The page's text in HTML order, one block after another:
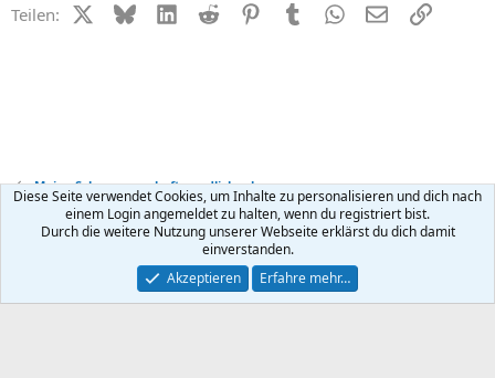
Teilen: X (Twitter)
BlueskyLinkedIn
Reddit PinterestTumblr WhatsApp
E-MailLink
Meine Schwangerschaft - endlich schwanger
Kontakt Nutzungsbedingungen Datenschutz Hilfe
R
Community platform by XenForo ® © 2010-2026 XenForo Ltd.
Diese Seite verwendet Cookies, um Inhalte zu personalisieren und dich nach
einem Login angemeldet zu halten, wenn du registriert bist.
Durch die weitere Nutzung unserer Webseite erklärst du dich damit
einverstanden.
Akzeptieren
Erfahre mehr…